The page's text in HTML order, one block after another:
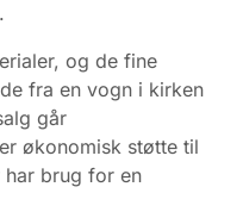
og de fine
fra en vogn i kirken
går
økonomisk støtte til
brug for en